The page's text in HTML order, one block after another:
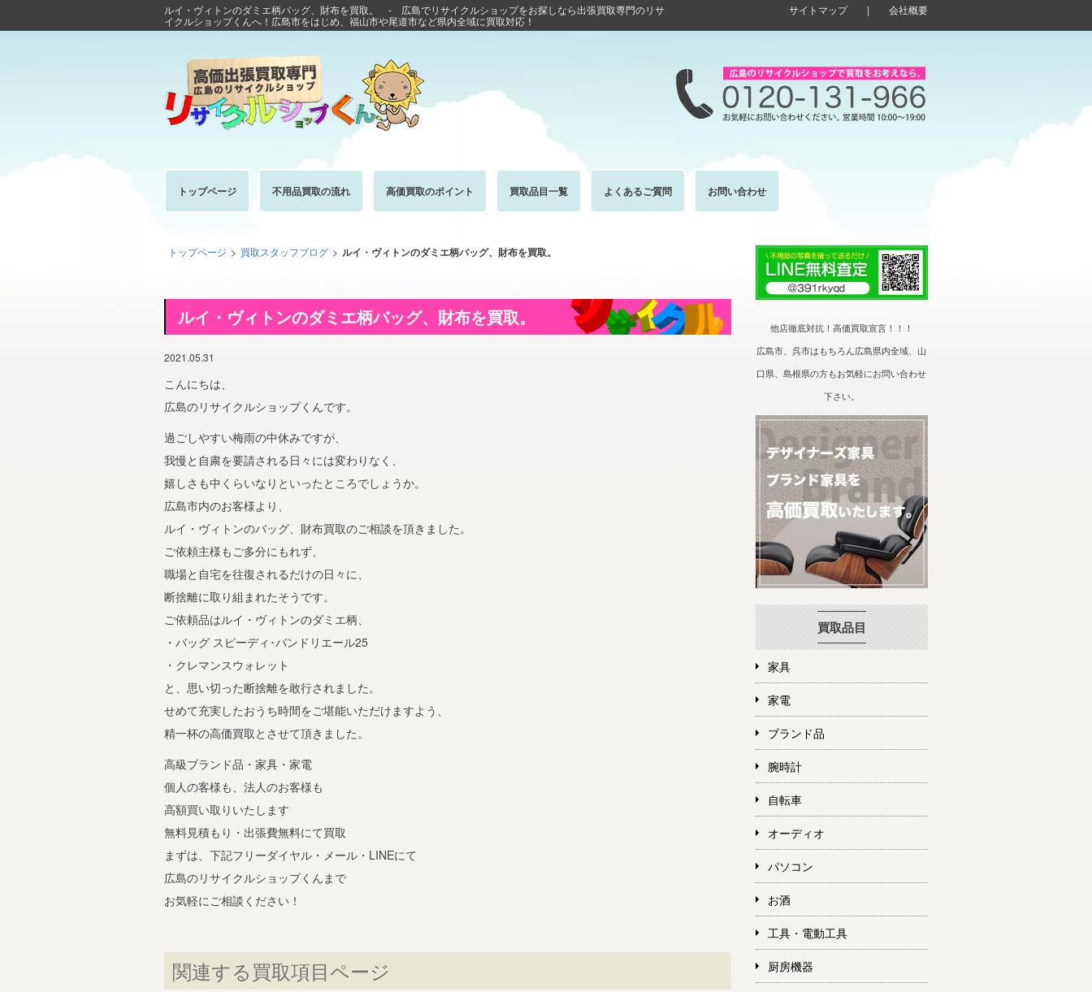
ルイ・ヴィトンのダミエ柄バッグ、財布を買取。 - 広島でリサイクルショップをお探しなら出張買取専門のリサ
イクルショップくんへ！広島市をはじめ、福山市や尾道市など県内全域に買取対応！
サイトマップ| 会社概要
トップページ 不用品買取の流れ 高価買取のポイント 買取品目一覧 よくあるご質問 お問い合わせ
トップページ > 買取スタッフブログ > ルイ・ヴィトンのダミエ柄バッグ、財布を買取。
ルイ・ヴィトンのダミエ柄バッグ、財布を買取。
2021.05.31
こんにちは、
広島のリサイクルショップくんです。
過ごしやすい梅雨の中休みですが、
我慢と自粛を要請される日々には変わりなく、
嬉しさも中くらいなりといったところでしょうか。
広島市内のお客様より、
ルイ・ヴィトンのバッグ、財布買取のご相談を頂きました。
ご依頼主様もご多分にもれず、
職場と自宅を往復されるだけの日々に、
断捨離に取り組まれたそうです。
ご依頼品はルイ・ヴィトンのダミエ柄、
・バッグ スピーディ･バンドリエール25
・クレマンスウォレット
と、思い切った断捨離を敢行されました。
せめて充実したおうち時間をご堪能いただけますよう、
精一杯の高価買取とさせて頂きました。
高級ブランド品・家具・家電
個人の客様も、法人のお客様も
高額買い取りいたします
無料見積もり・出張費無料にて買取
まずは、下記フリーダイヤル・メール・LINEにて
広島のリサイクルショップくんまで
お気軽にご相談ください！
関連する買取項目ページ
他店徹底対抗！高価買取宣言！！！
広島市、呉市はもちろん広島県内全域、山
口県、島根県の方もお気軽にお問い合わせ
下さい。
買取品目
家具
家電
ブランド品
腕時計
自転車
オーディオ
パソコン
お酒
工具・電動工具
厨房機器